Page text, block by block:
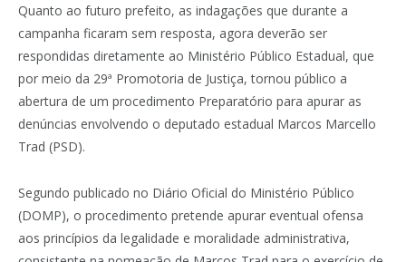
Quanto ao futuro prefeito, as indagações que durante a
campanha ficaram sem resposta, agora deverão ser
respondidas diretamente ao Ministério Público Estadual, que
por meio da 29ª Promotoria de Justiça, tornou público a
abertura de um procedimento Preparatório para apurar as
denúncias envolvendo o deputado estadual Marcos Marcello
Trad (PSD).
Segundo publicado no Diário Oficial do Ministério Público
(DOMP), o procedimento pretende apurar eventual ofensa
aos princípios da legalidade e moralidade administrativa,